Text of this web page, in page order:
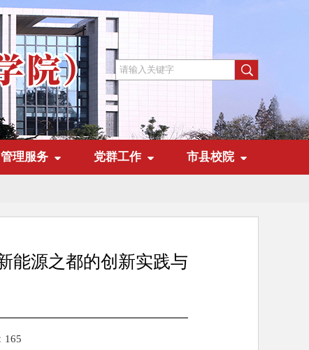
管理服务 党群工作 市县校院
能源之都的创新实践与
165